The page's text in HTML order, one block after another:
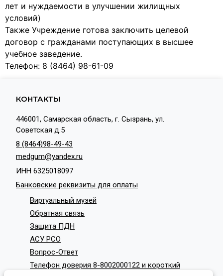
лет и нуждаемости в улучшении жилищных
условий)
Также Учреждение готова заключить целевой
договор с гражданами поступающих в высшее
учебное заведение.
Телефон: 8 (8464) 98-61-09
КОНТАКТЫ
446001, Самарская область, г. Сызрань, ул.
Советская д.5
8 (8464)98-49-43
medgum@yandex.ru
ИНН 6325018097
Банковские реквизиты для оплаты
Виртуальный музей
Обратная связь
Защита ПДН
АСУ РСО
Вопрос-Ответ
Телефон доверия 8-8002000122 и короткий